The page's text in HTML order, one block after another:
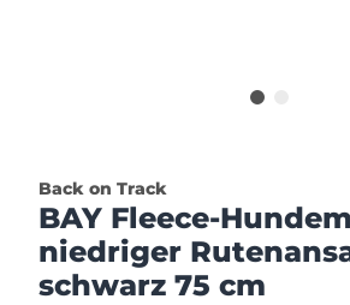
Back on Track
BAY Fleece-
niedriger
schwarz 75 cm